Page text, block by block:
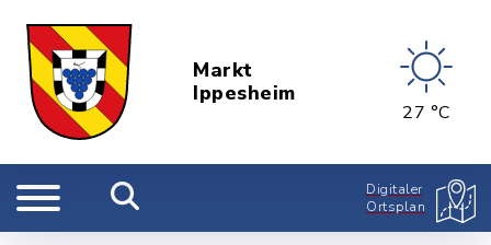
Markt
Ippesheim
27 °C
Digitaler
Ortsplan